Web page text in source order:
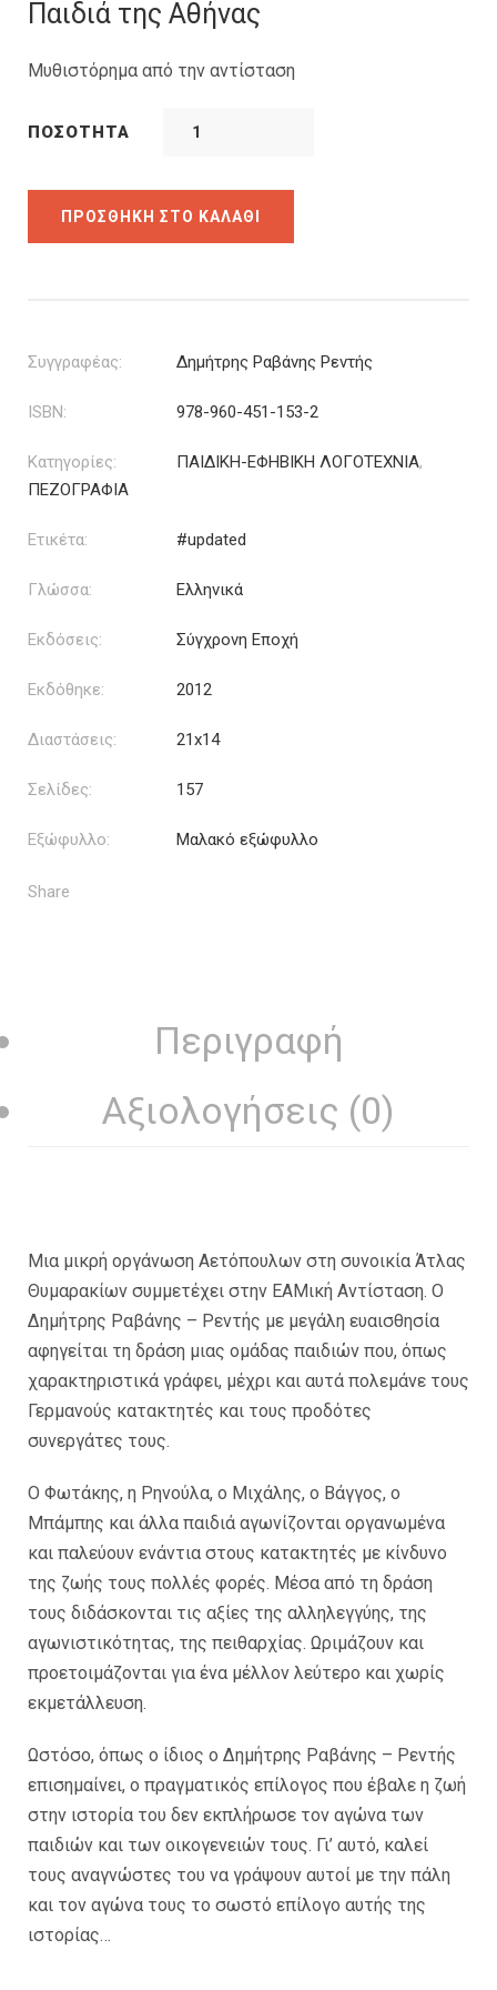
είναι:
7.20€.
Παιδιά της Αθήνας
Μυθιστόρημα από την αντίσταση
ΠΟΣΌΤΗΤΑ
ΠΡΟΣΘΉΚΗ ΣΤΟ ΚΑΛΆΘΙ
Συγγραφέας: Δημήτρης Ραβάνης Ρεντής
ISBN: 978-960-451-153-2
Κατηγορίες: ΠΑΙΔΙΚΗ-ΕΦΗΒΙΚΗ ΛΟΓΟΤΕΧΝΙΑ,
ΠΕΖΟΓΡΑΦΙΑ
Ετικέτα: #updated
Γλώσσα: Ελληνικά
Εκδόσεις: Σύγχρονη Εποχή
Εκδόθηκε: 2012
Διαστάσεις: 21x14
Σελίδες: 157
Εξώφυλλο: Μαλακό εξώφυλλο
Share
Περιγραφή
Αξιολογήσεις (0)
Μια μικρή οργάνωση Αετόπουλων στη συνοικία Άτλας
Θυμαρακίων συμμετέχει στην ΕΑΜική Αντίσταση. Ο
Δημήτρης Ραβάνης – Ρεντής με μεγάλη ευαισθησία
αφηγείται τη δράση μιας ομάδας παιδιών που, όπως
χαρακτηριστικά γράφει, μέχρι και αυτά πολεμάνε τους
Γερμανούς κατακτητές και τους προδότες
συνεργάτες τους.
Ο Φωτάκης, η Ρηνούλα, ο Μιχάλης, ο Βάγγος, ο
Μπάμπης και άλλα παιδιά αγωνίζονται οργανωμένα
και παλεύουν ενάντια στους κατακτητές με κίνδυνο
της ζωής τους πολλές φορές. Μέσα από τη δράση
τους διδάσκονται τις αξίες της αλληλεγγύης, της
αγωνιστικότητας, της πειθαρχίας. Ωριμάζουν και
προετοιμάζονται για ένα μέλλον λεύτερο και χωρίς
εκμετάλλευση.
Ωστόσο, όπως ο ίδιος ο Δημήτρης Ραβάνης – Ρεντής
επισημαίνει, ο πραγματικός επίλογος που έβαλε η ζωή
στην ιστορία του δεν εκπλήρωσε τον αγώνα των
παιδιών και των οικογενειών τους. Γι’ αυτό, καλεί
τους αναγνώστες του να γράψουν αυτοί με την πάλη
και τον αγώνα τους το σωστό επίλογο αυτής της
ιστορίας…